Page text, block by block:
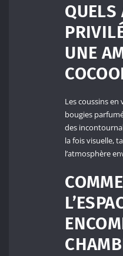
QUELS
UNE
Les coussins en
bougies
des
la fois visuelle,
l’atmosphère